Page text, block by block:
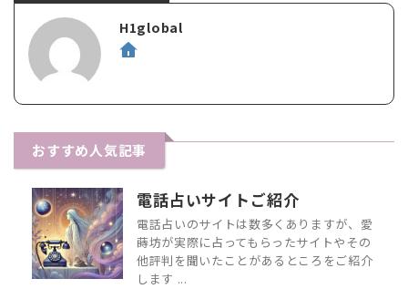
H1global
おすすめ人気記事
電話占いサイトご紹介
電話占いのサイトは数多くありますが、愛
蒔坊が実際に占ってもらったサイトやその
他評判を聞いたことがあるところをご紹介
します ...